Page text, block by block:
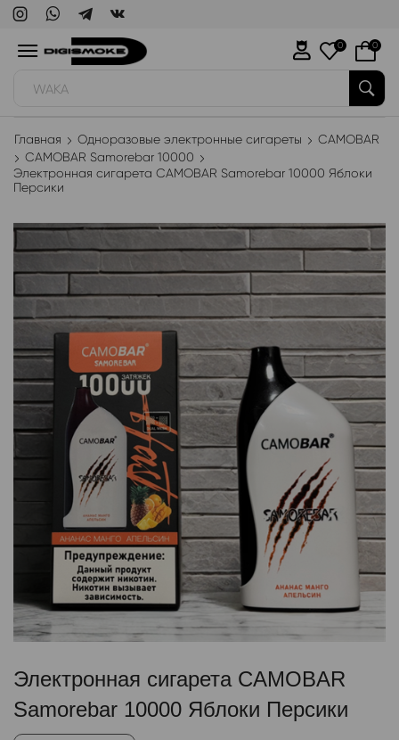
WAKA
0 0
Главная Одноразовые электронные сигареты
CAMOBAR
CAMOBAR Samorebar 10000
Электронная сигарета CAMOBAR Samorebar 10000 Яблоки
Персики
Электронная сигарета CAMOBAR
Samorebar 10000 Яблоки Персики